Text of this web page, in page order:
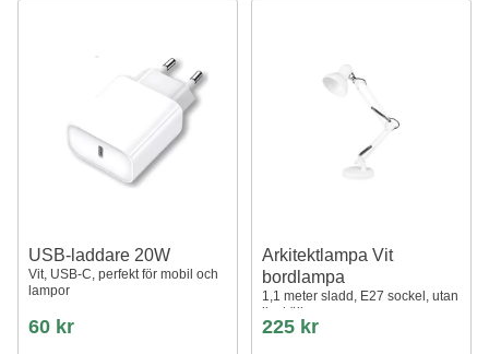
USB-laddare 20W
Vit, USB-C, perfekt för mobil och
lampor
60 kr
Arkitektlampa Vit
bordlampa
1,1 meter sladd, E27 sockel, utan
ljuskälla
225 kr